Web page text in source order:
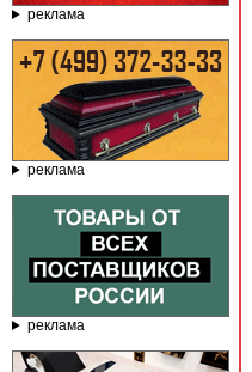
реклама
реклама
реклама